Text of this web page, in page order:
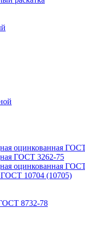
оцинкованная
ГОСТ 3262-75
оцинкованная
ГОСТ 10704 (10705)
8732-78